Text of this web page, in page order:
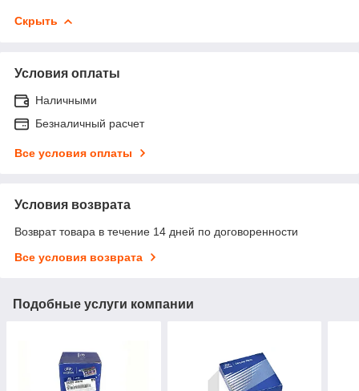
Скрыть
Условия оплаты
Наличными
Безналичный расчет
Все условия оплаты
Условия возврата
Возврат товара в течение 14 дней по договоренности
Все условия возврата
Подобные услуги компании